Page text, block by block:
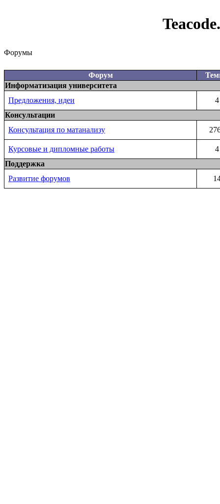
Форумы
Форум
Информатизация университета
Предложения, идеи
4
Консультации
Консультация по матанализу
Курсовые и дипломные работы
4
Поддержка
Развитие форумов